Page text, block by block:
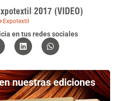
2017 (VIDEO)
Expotextil
en tus redes sociales
nuestras ediciones